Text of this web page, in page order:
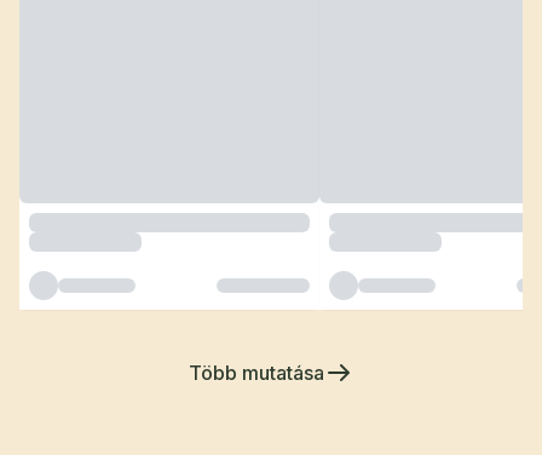
Több mutatása